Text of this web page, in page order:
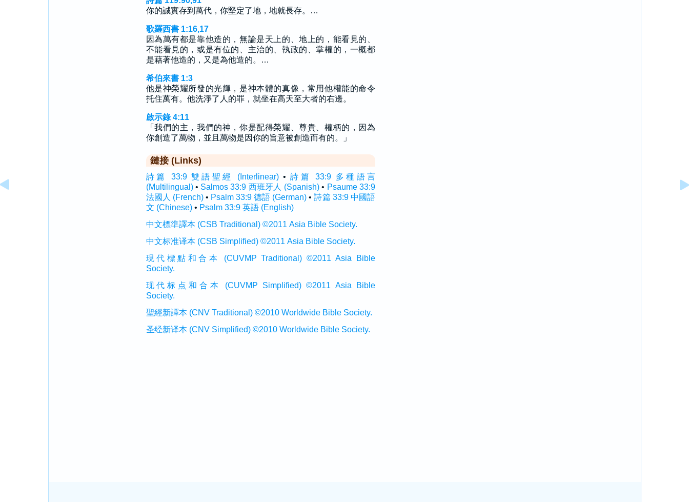
你的誠實存到萬代，你堅定了地，地就長存。…
歌羅西書 1:16,17
因為萬有都是靠他造的，無論是天上的、地上的，能看見的、
不能看見的，或是有位的、主治的、執政的、掌權的，一概都
是藉著他造的，又是為他造的。…
希伯來書 1:3
他是神榮耀所發的光輝，是神本體的真像，常用他權能的命令
托住萬有。他洗淨了人的罪，就坐在高天至大者的右邊。
啟示錄 4:11
「我們的主，我們的神，你是配得榮耀、尊貴、權柄的，因為
你創造了萬物，並且萬物是因你的旨意被創造而有的。」
鏈接 (Links)
詩篇 33:9 雙語聖經 (Interlinear)•詩篇 33:9 多種語言
(Multilingual)• Salmos 33:9 西班牙人 (Spanish) • Psaume 33:9
法國人 (French)• Psalm 33:9 德語 (German) •詩篇 33:9 中國語
文 (Chinese)• Psalm 33:9 英語 (English)
中文標準譯本 (CSB Traditional) ©2011 Asia Bible Society.
中文标准译本 (CSB Simplified) ©2011 Asia Bible Society.
現代標點和合本 (CUVMP Traditional) ©2011 Asia Bible
Society.
现代标点和合本 (CUVMP Simplified) ©2011 Asia Bible
Society.
聖經新譯本 (CNV Traditional) ©2010 Worldwide Bible Society.
圣经新译本 (CNV Simplified) ©2010 Worldwide Bible Society.